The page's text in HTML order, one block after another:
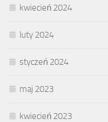
kwiecień 2024
luty 2024
styczeń 2024
maj 2023
kwiecień 2023